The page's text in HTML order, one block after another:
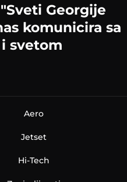
Georgije
komunicira sa
svetom
Aero
Jetset
Hi-Tech